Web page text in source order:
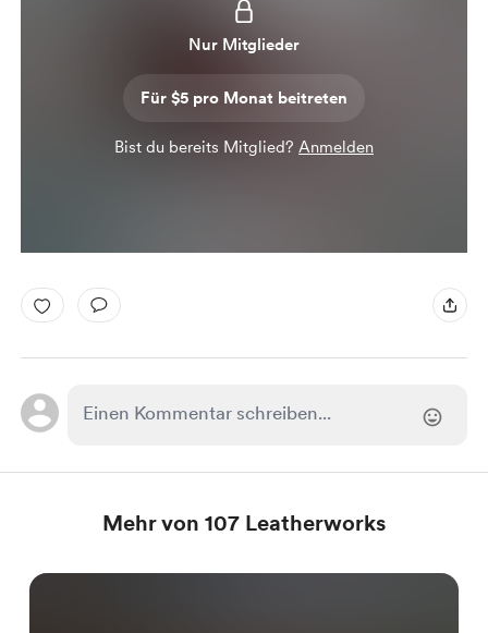
Nur Mitglieder
Für $5 pro Monat beitreten
Bist du bereits Mitglied? Anmelden
Mehr von 107 Leatherworks